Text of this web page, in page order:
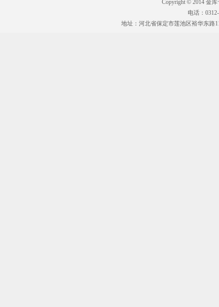
Copyright © 2014 金
电话：
地址：河北省保定市莲池区裕华东路